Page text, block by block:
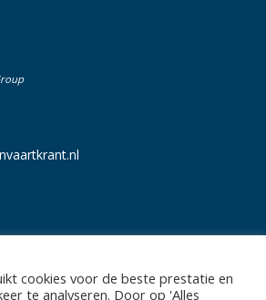
cookies voor de beste prestatie en
te analyseren. Door op 'Alles